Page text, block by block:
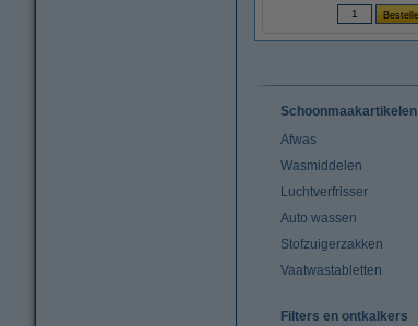
Schoonmaakartikelen
Afwas
Wasmiddelen
Luchtverfrisser
Auto wassen
Stofzuigerzakken
Vaatwastabletten
Filters en ontkalkers